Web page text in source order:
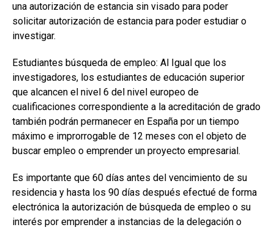
una autorización de estancia sin visado para poder
solicitar autorización de estancia para poder estudiar o
investigar.
Estudiantes búsqueda de empleo: Al Igual que los
investigadores, los estudiantes de educación superior
que alcancen el nivel 6 del nivel europeo de
cualificaciones correspondiente a la acreditación de grado
también podrán permanecer en España por un tiempo
máximo e improrrogable de 12 meses con el objeto de
buscar empleo o emprender un proyecto empresarial.
Es importante que 60 días antes del vencimiento de su
residencia y hasta los 90 días después efectué de forma
electrónica la autorización de búsqueda de empleo o su
interés por emprender a instancias de la delegación o